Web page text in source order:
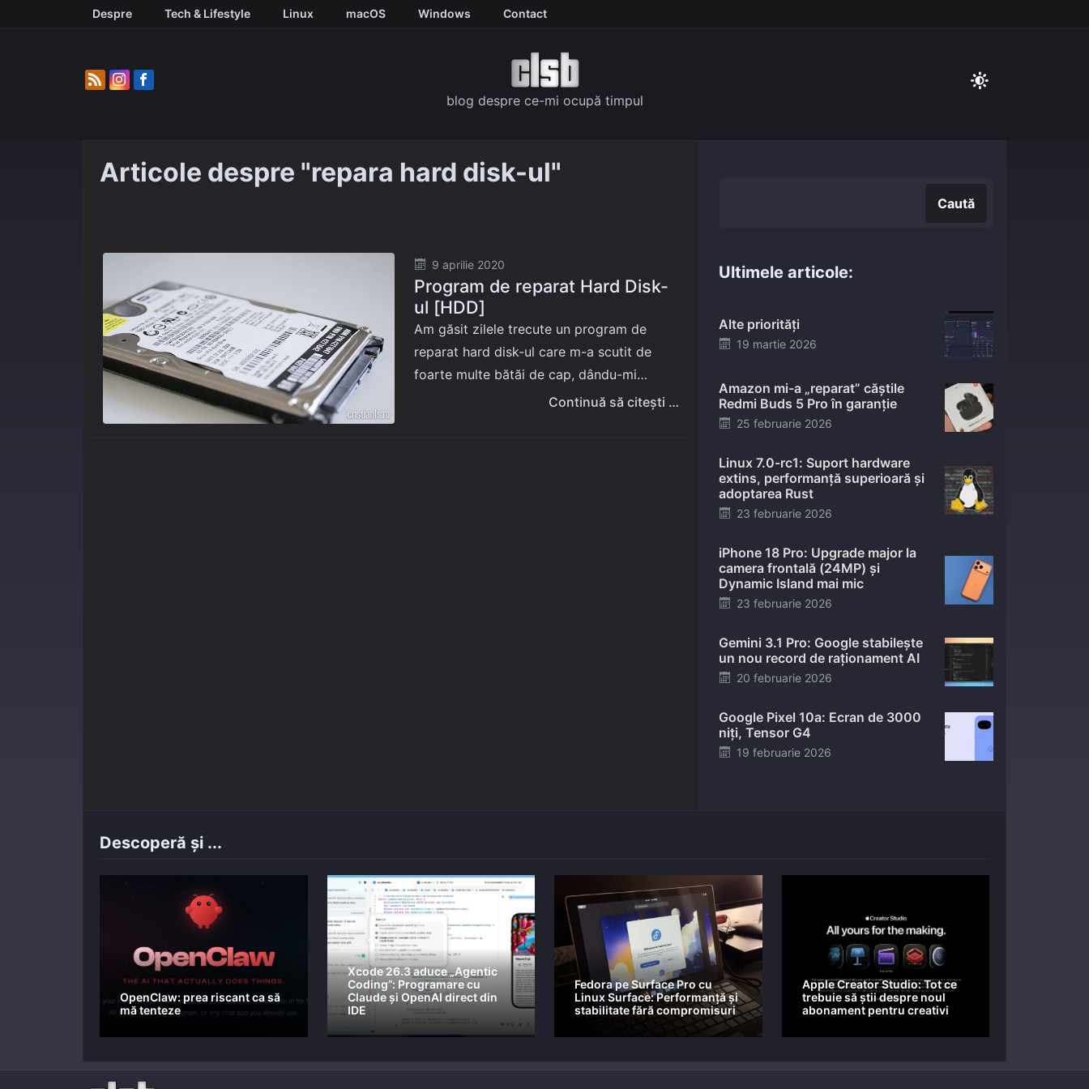
Despre Tech & Lifestyle Linux macOS Windows Contact
blog despre ce-mi ocupă timpul
Articole despre "repara hard disk-ul"
Posted
on
9 aprilie 2020
Program de reparat Hard Disk-
ul [HDD]
Am găsit zilele trecute un program de
reparat hard disk-ul care m-a scutit de
foarte multe bătăi de cap, dându-mi
posibilitatea de a scoate de pe un
Continuă să citești …
Caută
Ultimele articole:
Alte priorități
Posted
19 martie 2026
Amazon mi-a „reparat” căștile
Redmi Buds 5 Pro în garanție
Posted
25 februarie 2026
Linux 7.0-rc1: Suport hardware
extins, performanță superioară și
adoptarea Rust
Posted
23 februarie 2026
iPhone 18 Pro: Upgrade major la
camera frontală (24MP) și
Dynamic Island mai mic
Posted
23 februarie 2026
Gemini 3.1 Pro: Google stabilește
un nou record de raționament AI
Posted
20 februarie 2026
Google Pixel 10a: Ecran de 3000
niți, Tensor G4
Posted
19 februarie 2026
Descoperă și ...
OpenClaw: prea riscant ca să
mă tenteze
Xcode 26.3 aduce „Agentic
Coding”: Programare cu
Claude și OpenAI direct din
IDE
Fedora pe Surface Pro cu
Linux Surface: Performanță și
stabilitate fără compromisuri
Apple Creator Studio: Tot ce
trebuie să știi despre noul
abonament pentru creativi